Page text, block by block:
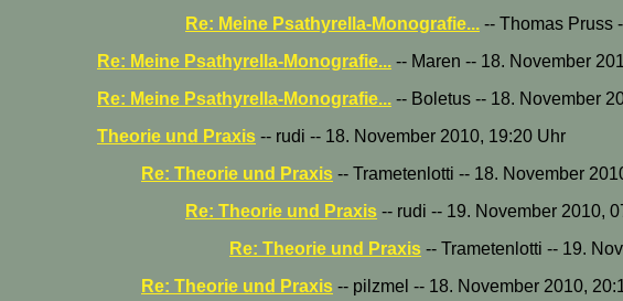
Re: Meine Psathyrella-Monografie... -- Thomas Pruss
Re: Meine Psathyrella-Monografie... -- Maren -- 18. November
Re: Meine Psathyrella-Monografie... -- Boletus -- 18. November
Theorie und Praxis -- rudi -- 18. November 2010, 19:20 Uhr
Re: Theorie und Praxis -- Trametenlotti -- 18. November
Re: Theorie und Praxis -- rudi -- 19. November 2010,
Re: Theorie und Praxis -- Trametenlotti -- 19.
Re: Theorie und Praxis -- pilzmel -- 18. November 2010,